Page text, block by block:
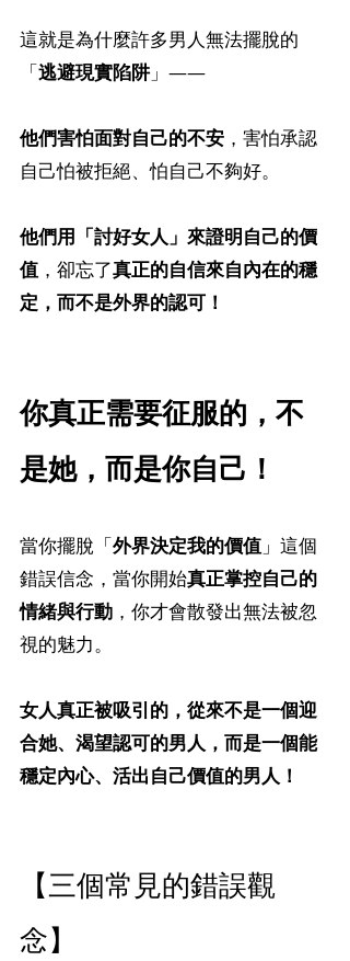
這就是為什麼許多男人無法擺脫的
「逃避現實陷阱」——
他們害怕面對自己的不安 ，害怕承認
自己怕被拒絕、怕自己不夠好。
他們用「討好女人」來證明自己的價
值 ，卻忘了真正的自信來自內在的穩
定，而不是外界的認可！
你真正需要征服的，不
是她，而是你自己！
當你擺脫「外界決定我的價值 」這個
錯誤信念，當你開始真正掌控自己的
情緒與行動 ，你才會散發出無法被忽
視的魅力。
女人真正被吸引的，從來不是一個迎
合她、渴望認可的男人，而是一個能
穩定內心、活出自己價值的男人！
【三個常見的錯誤觀
念】